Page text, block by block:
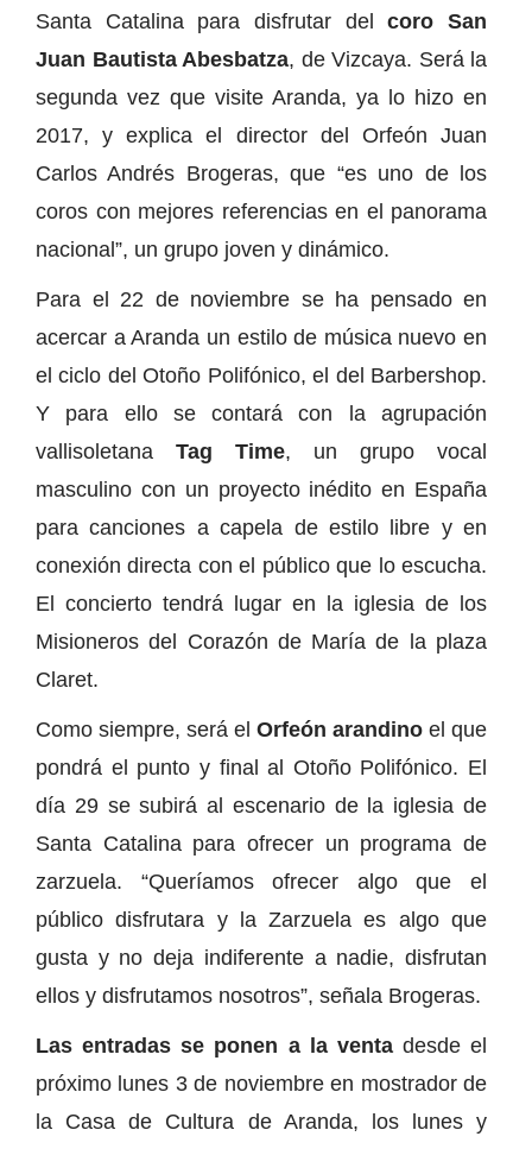
Santa Catalina para disfrutar delcoro San
Juan Bautista Abesbatza, de Vizcaya. Será la
segunda vez que visite Aranda, ya lo hizo en
2017, y explica el director del Orfeón Juan
Carlos Andrés Brogeras, que “es uno de los
coros con mejores referencias en el panorama
nacional”, un grupo joven y dinámico.
Para el 22 de noviembre se ha pensado en
acercar a Aranda un estilo de música nuevo en
el ciclo del Otoño Polifónico, el del Barbershop.
Y para ello se contará con la agrupación
vallisoletana Tag Time, un grupo vocal
masculino con un proyecto inédito en España
para canciones a capela de estilo libre y en
conexión directa con el público que lo escucha.
El concierto tendrá lugar en la iglesia de los
Misioneros del Corazón de María de la plaza
Claret.
Como siempre, será el Orfeón arandino el que
pondrá el punto y final al Otoño Polifónico. El
día 29 se subirá al escenario de la iglesia de
Santa Catalina para ofrecer un programa de
zarzuela. “Queríamos ofrecer algo que el
público disfrutara y la Zarzuela es algo que
gusta y no deja indiferente a nadie, disfrutan
ellos y disfrutamos nosotros”, señala Brogeras.
Las entradas se ponen a la ventadesde el
próximo lunes 3 de noviembre en mostrador de
la Casa de Cultura de Aranda, los lunes y